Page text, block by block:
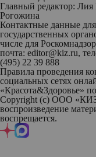
Главный редактор: Лия
Рогожина
Контактные данные для
государственных
числе для
почта: editor@kiz.ru,
(495) 22 39 888
Правила проведения
социальных сетях
«Красота&Здоровье» по
Copyright (с) ООО
воспроизведение
воспрещается.